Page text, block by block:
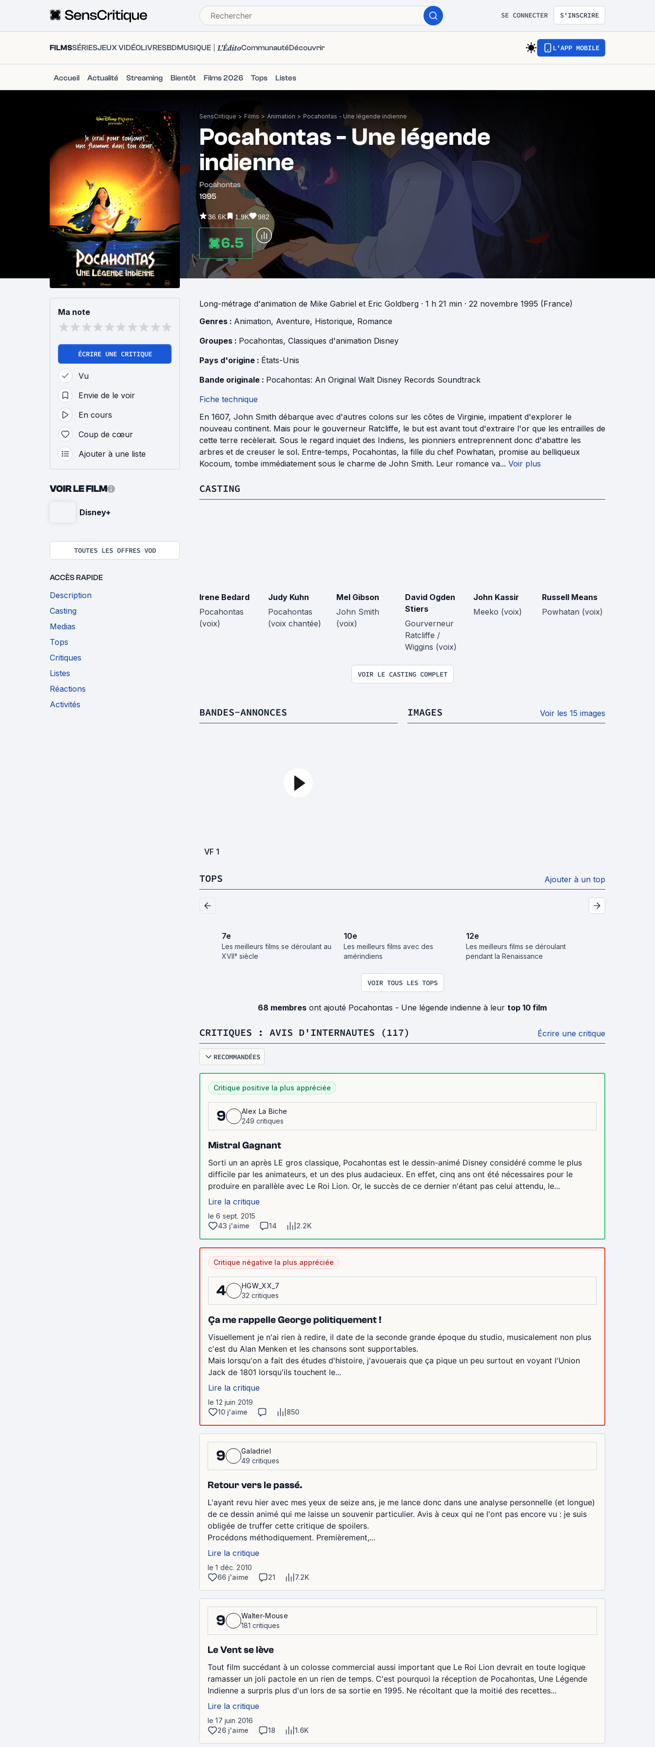
SE CONNECTER S'INSCRIRE
FILMSSÉRIESJEUX VIDÉOLIVRESBDMUSIQUE L'ÉditoCommunautéDécouvrir L'APP MOBILE
Accueil Actualité Streaming Bientôt Films 2026 Tops Listes
SensCritique > Films > Animation > Pocahontas - Une légende indienne
Pocahontas - Une légende
indienne
Pocahontas
1995
36.6K 1.9K 982
6.5
Ma note
ÉCRIRE UNE CRITIQUE
Vu
Envie de le voir
En cours
Coup de cœur
Ajouter à une liste
VOIR LE FILM
Disney+
TOUTES LES OFFRES VOD
ACCÈS RAPIDE
Description
Casting
Medias
Tops
Critiques
Listes
Réactions
Activités
Long-métrage d'animation de Mike Gabriel et Eric Goldberg · 1 h 21 min · 22 novembre 1995 (France)
Genres : Animation, Aventure, Historique, Romance
Groupes : Pocahontas, Classiques d'animation Disney
Pays d'origine : États-Unis
Bande originale : Pocahontas: An Original Walt Disney Records Soundtrack
Fiche technique
En 1607, John Smith débarque avec d'autres colons sur les côtes de Virginie, impatient d'explorer le
nouveau continent. Mais pour le gouverneur Ratcliffe, le but est avant tout d'extraire l'or que les entrailles de
cette terre recèlerait. Sous le regard inquiet des Indiens, les pionniers entreprennent donc d'abattre les
arbres et de creuser le sol. Entre-temps, Pocahontas, la fille du chef Powhatan, promise au belliqueux
Kocoum, tombe immédiatement sous le charme de John Smith. Leur romance va... Voir plus
CASTING
Irene Bedard
Pocahontas
(voix)
Judy Kuhn
Pocahontas
(voix chantée)
Mel Gibson
John Smith
(voix)
David Ogden
Stiers
Gourverneur
Ratcliffe /
Wiggins (voix)
John Kassir
Meeko (voix)
Russell Means
Powhatan (voix)
VOIR LE CASTING COMPLET
BANDES-ANNONCES
VF 1
IMAGES Voir les 15 images
TOPS Ajouter à un top
7e
Les meilleurs films se déroulant au
XVII° siècle
10e
Les meilleurs films avec des
amérindiens
12e
Les meilleurs films se déroulant
pendant la Renaissance
VOIR TOUS LES TOPS
68 membres ont ajouté Pocahontas - Une légende indienne à leur top 10 film
CRITIQUES : AVIS D'INTERNAUTES (117) Écrire une critique
RECOMMANDÉES
Critique positive la plus appréciée
9
Alex La Biche
249 critiques
Mistral Gagnant
Sorti un an après LE gros classique, Pocahontas est le dessin-animé Disney considéré comme le plus
difficile par les animateurs, et un des plus audacieux. En effet, cinq ans ont été nécessaires pour le
produire en parallèle avec Le Roi Lion. Or, le succès de ce dernier n'étant pas celui attendu, le...
Lire la critique
le 6 sept. 2015
43 j'aime
14 2.2K
Critique négative la plus appréciée
4
HGW_XX_7
32 critiques
Ça me rappelle George politiquement !
Visuellement je n'ai rien à redire, il date de la seconde grande époque du studio, musicalement non plus
c'est du Alan Menken et les chansons sont supportables.
Mais lorsqu'on a fait des études d'histoire, j'avouerais que ça pique un peu surtout en voyant l'Union
Jack de 1801 lorsqu'ils touchent le...
Lire la critique
le 12 juin 2019
10 j'aime
850
9
Galadriel
49 critiques
Retour vers le passé.
L'ayant revu hier avec mes yeux de seize ans, je me lance donc dans une analyse personnelle (et longue)
de ce dessin animé qui me laisse un souvenir particulier. Avis à ceux qui ne l'ont pas encore vu : je suis
obligée de truffer cette critique de spoilers.
Procédons méthodiquement. Premièrement,...
Lire la critique
le 1 déc. 2010
66 j'aime
21 7.2K
9
Walter-Mouse
181 critiques
Le Vent se lève
Tout film succédant à un colosse commercial aussi important que Le Roi Lion devrait en toute logique
ramasser un joli pactole en un rien de temps. C'est pourquoi la réception de Pocahontas, Une Légende
Indienne a surpris plus d'un lors de sa sortie en 1995. Ne récoltant que la moitié des recettes...
Lire la critique
le 17 juin 2016
26 j'aime
18 1.6K